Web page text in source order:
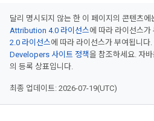
달리 명시되지 않는 한 이 페이지의 콘텐츠에
Attribution 4.0 라이선스에 따라 라이선스가
2.0 라이선스에 따라 라이선스가 부여됩니다
Developers 사이트 정책을 참조하세요. 자
의 등록 상표입니다.
최종 업데이트: 2026-07-19(UTC)